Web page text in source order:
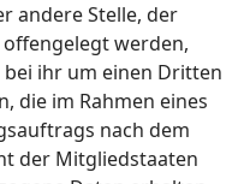
andere Stelle, der
werden,
ihr um einen Dritten
die im Rahmen eines
nach dem
der Mitgliedstaaten